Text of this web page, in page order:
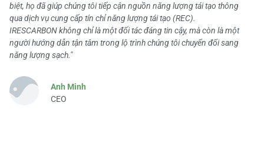
biệt, họ đã giúp chúng tôi tiếp cận nguồn năng lượng tái tạo thông
qua dịch vụ cung cấp tín chỉ năng lượng tái tạo (REC).
IRESCARBON không chỉ là một đối tác đáng tin cậy, mà còn là một
người hướng dẫn tận tâm trong lộ trình chúng tôi chuyển đổi sang
năng lượng sạch."
Anh Minh
CEO